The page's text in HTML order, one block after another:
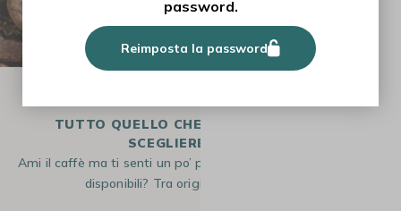
TUTTO QUELLO CHE C'È DA SAPERE PER
SCEGLIERE IL CAFFÈ
Ami il caffè ma ti senti un po’ perso davanti a tutte le opzioni
disponibili? Tra origini, varietà, livelli di…
password.
Reimposta la password